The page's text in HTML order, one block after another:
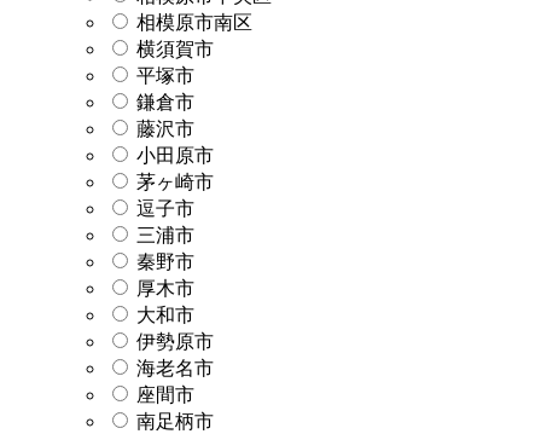
相模原市南区
横須賀市
平塚市
鎌倉市
藤沢市
小田原市
茅ヶ崎市
逗子市
三浦市
秦野市
厚木市
大和市
伊勢原市
海老名市
座間市
南足柄市